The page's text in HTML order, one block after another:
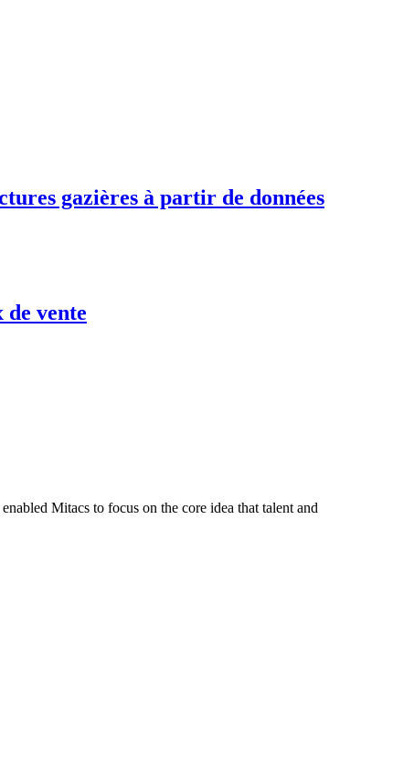
gazières à partir de données
vente
Mitacs to focus on the core idea that talent and